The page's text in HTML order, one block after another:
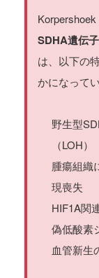
Korpershoek
SDHA遺伝子
は、以下の
かになって
野生型
（LOH）
腫瘍組織
現喪失
HIF1A関
偽低酸素
血管新生